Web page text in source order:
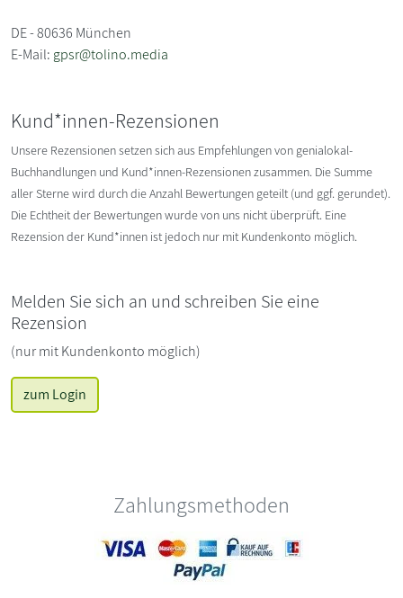
DE - 80636 München
E-Mail: gpsr@tolino.media
Kund*innen-Rezensionen
Unsere Rezensionen setzen sich aus Empfehlungen von genialokal-
Buchhandlungen und Kund*innen-Rezensionen zusammen. Die Summe
aller Sterne wird durch die Anzahl Bewertungen geteilt (und ggf. gerundet).
Die Echtheit der Bewertungen wurde von uns nicht überprüft. Eine
Rezension der Kund*innen ist jedoch nur mit Kundenkonto möglich.
Melden Sie sich an und schreiben Sie eine
Rezension
(nur mit Kundenkonto möglich)
zum Login
Zahlungsmethoden